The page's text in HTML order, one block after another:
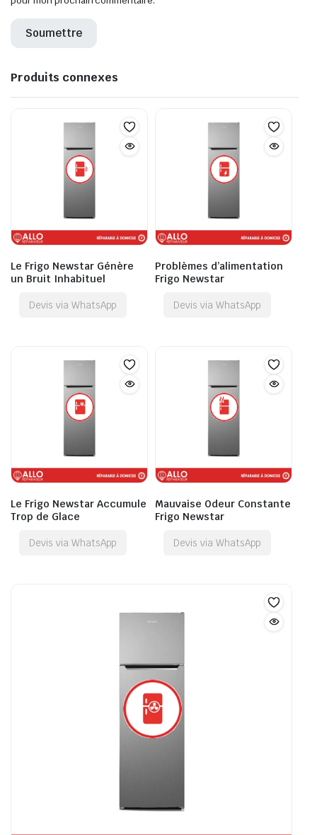
Produits connexes
Le Frigo Newstar Génère
un Bruit Inhabituel
Devis via WhatsApp
Problèmes d’alimentation
Frigo Newstar
Devis via WhatsApp
Le Frigo Newstar Accumule
Trop de Glace
Devis via WhatsApp
Mauvaise Odeur Constante
Frigo Newstar
Devis via WhatsApp